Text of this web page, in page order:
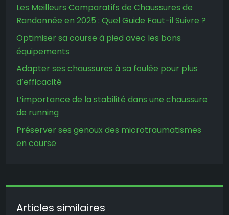
Les Meilleurs Comparatifs de Chaussures de
Randonnée en 2025 : Quel Guide Faut-il Suivre ?
Optimiser sa course à pied avec les bons
équipements
Adapter ses chaussures à sa foulée pour plus
d’efficacité
L’importance de la stabilité dans une chaussure
de running
Préserver ses genoux des microtraumatismes
en course
Articles similaires